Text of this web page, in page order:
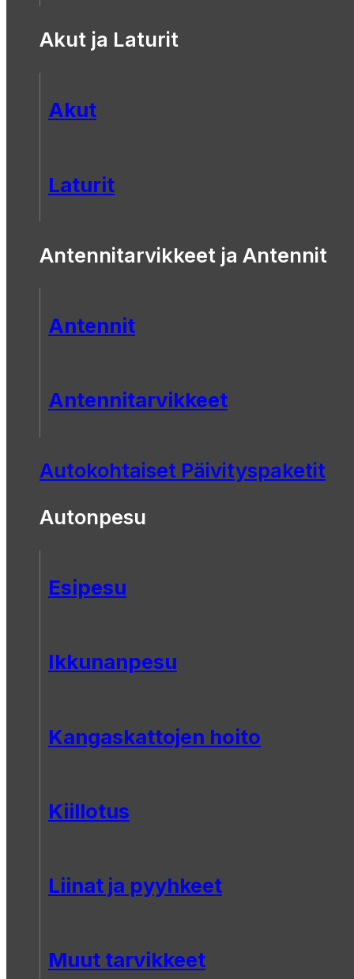
Akut ja Laturit
Akut
Laturit
Antennitarvikkeet ja Antennit
Antennit
Antennitarvikkeet
Autokohtaiset Päivityspaketit
Autonpesu
Esipesu
Ikkunanpesu
Kangaskattojen hoito
Kiillotus
Liinat ja pyyhkeet
Muut tarvikkeet